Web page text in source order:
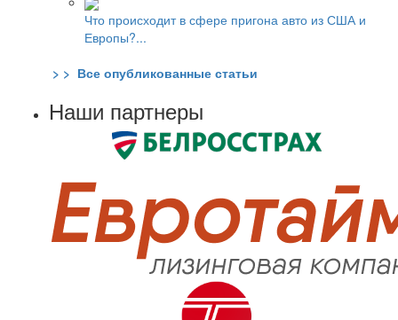
Что происходит в сфере пригона авто из США и
Европы?...
> > Все опубликованные статьи
Наши партнеры